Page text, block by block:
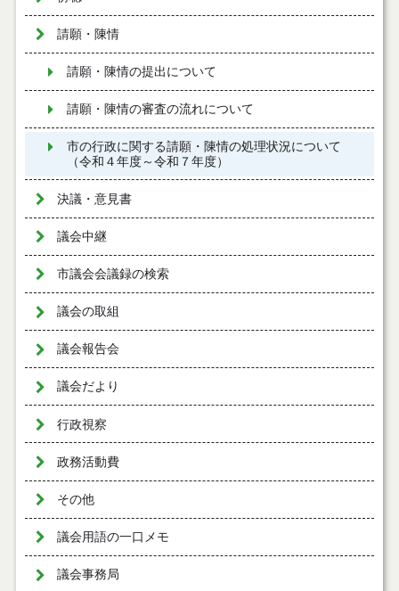
請願・陳情
請願・陳情の提出について
請願・陳情の審査の流れについて
市の行政に関する請願・陳情の処理状況について
（令和４年度～令和７年度）
決議・意見書
議会中継
市議会会議録の検索
議会の取組
議会報告会
議会だより
行政視察
政務活動費
その他
議会用語の一口メモ
議会事務局